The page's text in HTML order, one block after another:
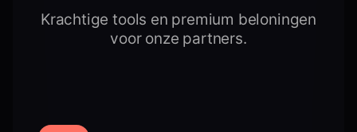
Krachtige tools en premium beloningen
voor onze partners.